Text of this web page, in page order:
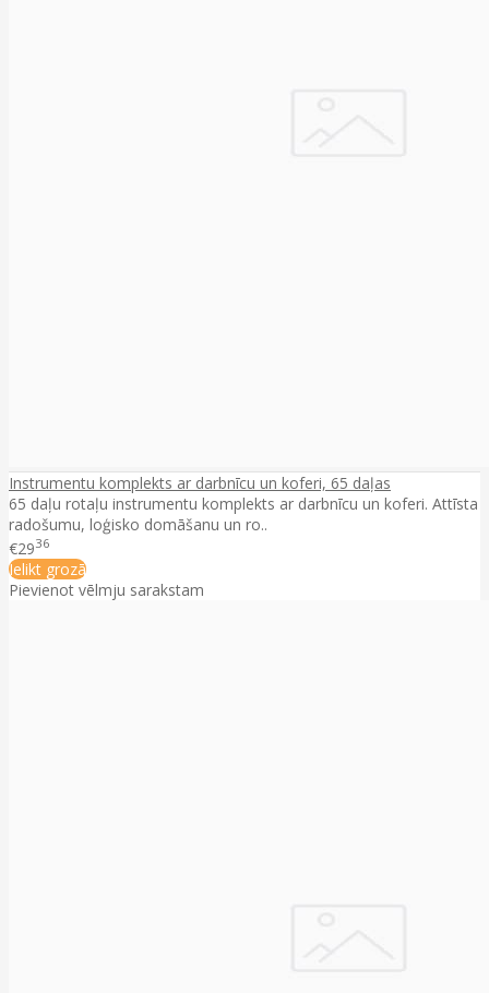
Instrumentu komplekts ar darbnīcu un koferi, 65 daļas
65 daļu rotaļu instrumentu komplekts ar darbnīcu un koferi. Attīsta
radošumu, loģisko domāšanu un ro..
€2936
Ielikt grozā
Pievienot vēlmju sarakstam